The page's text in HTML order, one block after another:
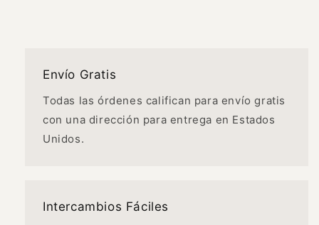
Envío Gratis
Todas las órdenes califican para envío gratis
con una dirección para entrega en Estados
Unidos.
Intercambios Fáciles